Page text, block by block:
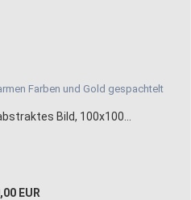
Bild, 100x100...
EUR